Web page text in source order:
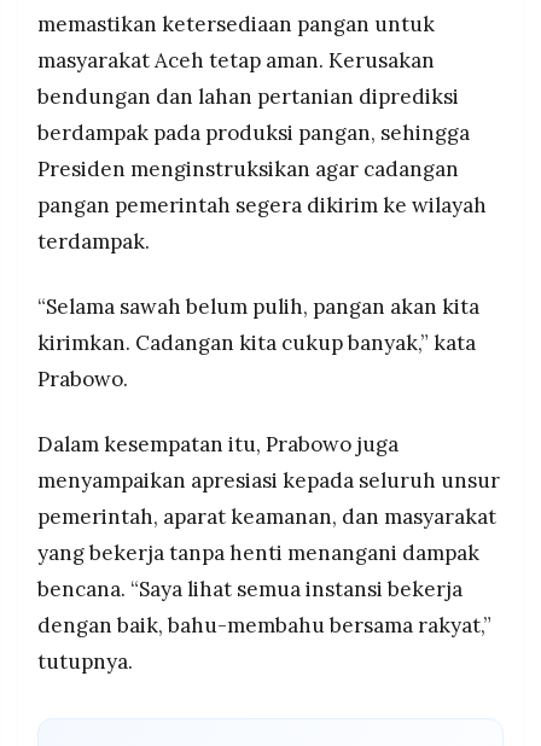
memastikan ketersediaan pangan untuk
masyarakat Aceh tetap aman. Kerusakan
bendungan dan lahan pertanian diprediksi
berdampak pada produksi pangan, sehingga
Presiden menginstruksikan agar cadangan
pangan pemerintah segera dikirim ke wilayah
terdampak.
“Selama sawah belum pulih, pangan akan kita
kirimkan. Cadangan kita cukup banyak,” kata
Prabowo.
Dalam kesempatan itu, Prabowo juga
menyampaikan apresiasi kepada seluruh unsur
pemerintah, aparat keamanan, dan masyarakat
yang bekerja tanpa henti menangani dampak
bencana. “Saya lihat semua instansi bekerja
dengan baik, bahu-membahu bersama rakyat,”
tutupnya.